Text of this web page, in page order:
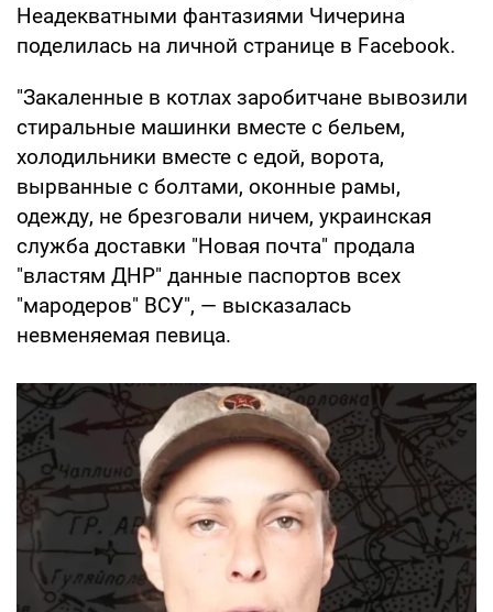
Неадекватными фантазиями Чичерина
поделилась на личной странице в Facebook.
"Закаленные в котлах заробитчане вывозили
стиральные машинки вместе с бельем,
холодильники вместе с едой, ворота,
вырванные с болтами, оконные рамы,
одежду, не брезговали ничем, украинская
служба доставки "Новая почта" продала
"властям ДНР" данные паспортов всех
"мародеров" ВСУ", — высказалась
невменяемая певица.